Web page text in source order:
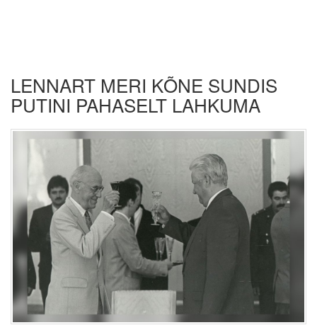
LENNART MERI KÕNE SUNDIS
PUTINI PAHASELT LAHKUMA